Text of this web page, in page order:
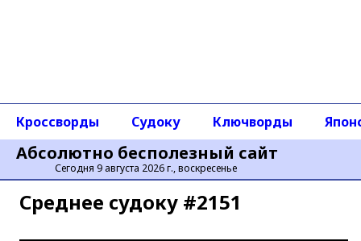
Абсолютно бесполезный сайт
Сегодня 9 августа 2026 г., воскресенье
Кроссворды Судоку Ключворды
Среднее cудоку #2151